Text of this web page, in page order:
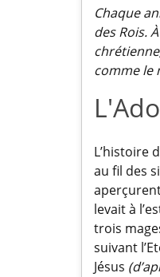
Chaque
des Rois.
comme le
L’histoire
au fil des
levait à
trois
suivant
Jésus